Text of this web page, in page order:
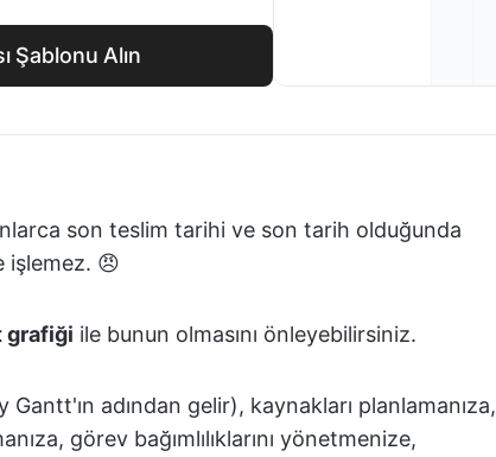
Şablonu Alın
son teslim tarihi ve son tarih olduğunda
işlemez. 😠
grafiği ile bunun olmasını önleyebilirsiniz.
adından gelir), kaynakları planlamanıza,
görev bağımlılıklarını yönetmenize,